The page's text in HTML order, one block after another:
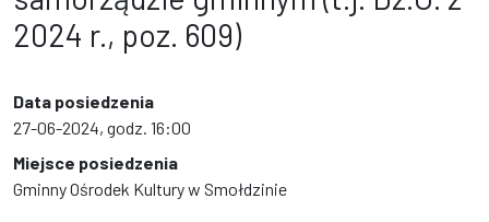
2024 r., poz. 609)
Data posiedzenia
27-06-2024, godz. 16:00
Miejsce posiedzenia
Gminny Ośrodek Kultury w Smołdzinie